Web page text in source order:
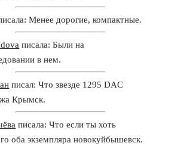
Менее дорогие, компактные.
писала: Были на
в нем.
писал: Что звезде 1295 DAC
Крымск.
писала: Что если ты хоть
оба экземпляра новокуйбышевск.